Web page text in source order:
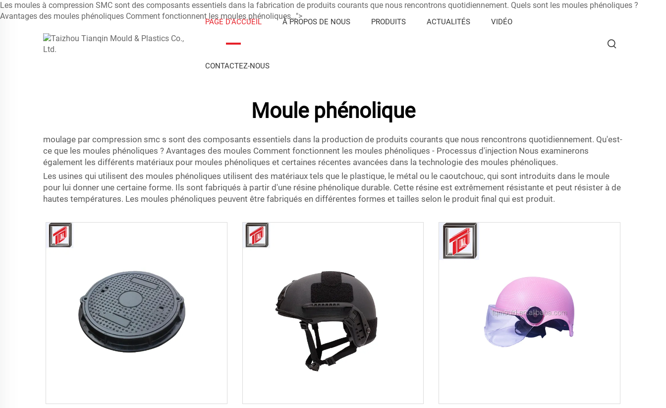
Les moules à compression SMC sont des composants essentiels dans la fabrication de produits courants que nous rencontrons quotidiennement. Quels sont les moules phénoliques ?
Avantages des moules phénoliques Comment fonctionnent les moules phénoliques…">
PAGE D’ACCUEIL À PROPOS DE NOUS PRODUITS ACTUALITÉS VIDÉO
CONTACTEZ-NOUS
Moule phénolique
moulage par compression smc s sont des composants essentiels dans la production de produits courants que nous rencontrons quotidiennement. Qu'est-
ce que les moules phénoliques ? Avantages des moules Comment fonctionnent les moules phénoliques - Processus d'injection Nous examinerons
également les différents matériaux pour moules phénoliques et certaines récentes avancées dans la technologie des moules phénoliques.
Les usines qui utilisent des moules phénoliques utilisent des matériaux tels que le plastique, le métal ou le caoutchouc, qui sont introduits dans le moule
pour lui donner une certaine forme. Ils sont fabriqués à partir d'une résine phénolique durable. Cette résine est extrêmement résistante et peut résister à de
hautes températures. Les moules phénoliques peuvent être fabriqués en différentes formes et tailles selon le produit final qui est produit.